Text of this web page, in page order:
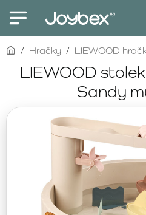
LIEWOOD
Sandy
homeHračky LIEWOOD